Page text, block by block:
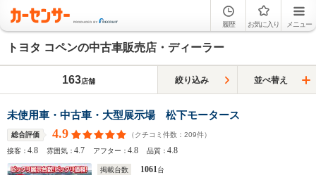
履歴 お気に入り メニュー
トヨタ コペンの中古車販売店・ディーラー
163店舗 絞り込み 並べ替え
未使用車・中古車・大型展示場 松下モータース
総合評価 4.9 （クチコミ件数： 209件）
接客：4.8 雰囲気：4.7 アフター：4.8 品質：4.8
掲載台数 1061台